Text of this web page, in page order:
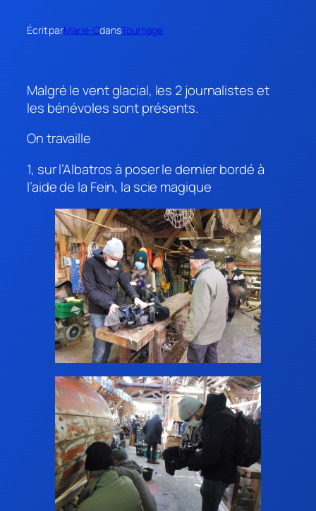
Écrit parMarie-OdansTournage
Malgré le vent glacial, les 2 journalistes et
les bénévoles sont présents.
On travaille
1, sur l’Albatros à poser le dernier bordé à
l’aide de la Fein, la scie magique